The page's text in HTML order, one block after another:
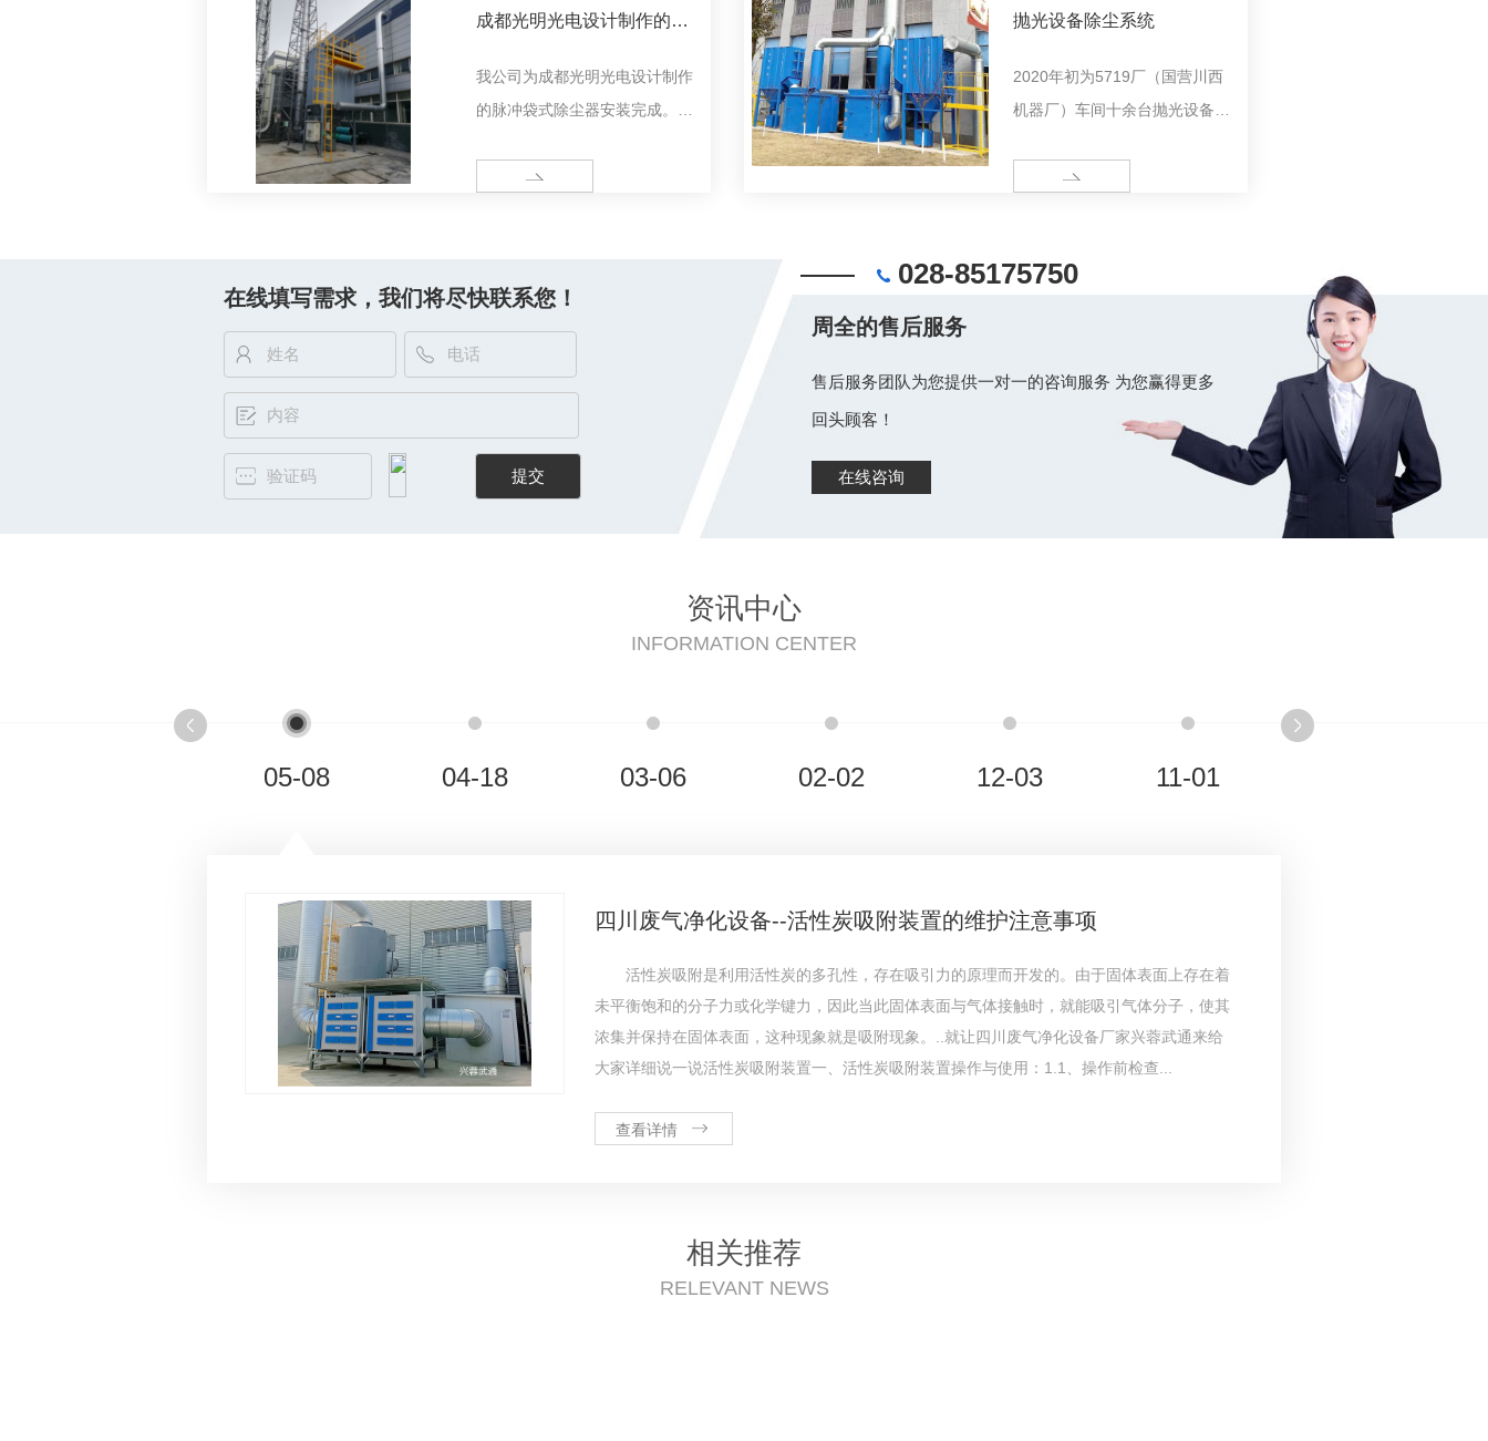
惯，然后设计师在设计中不断改
成都光明光电设计制作的脉
我公司为成都光明光电设计制作
的脉冲袋式除尘器安装完成。我
优良信誉！
MORE
抛光设备除尘系统
2020年初为5719厂（国营川西
机器厂）车间十余台抛光设备设
系统，单套系统处理风量
镀锌螺旋风管。
MORE
在线填写需求，我们将尽快联系您！
028-85175750
周全的售后服务
售后服务团队为您提供一对一的咨询服务 为您赢得更多
回头顾客！
在线咨询
资讯中心
INFORMATION CENTER
05-08 04-18 03-06 02-02 12-03 11-01
四川废气净化设备--活性炭吸附装置的维护注意事项
活性炭吸附是利用活性炭的多孔性，存在吸引力的原理而开发的。由于固体表面上存在着
未平衡饱和的分子力或化学键力，因此当此固体表面与气体接触时，就能吸引气体分子，使其
浓集并保持在固体表面，这种现象就是吸附现象。..就让四川废气净化设备厂家兴蓉武通来给
大家详细说一说活性炭吸附装置一、活性炭吸附装置操作与使用：1.1、操作前检查...
查看详情
相关推荐
RELEVANT NEWS